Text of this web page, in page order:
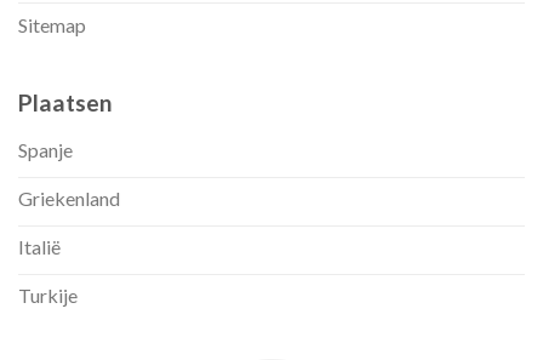
Sitemap
Plaatsen
Spanje
Griekenland
Italië
Turkije